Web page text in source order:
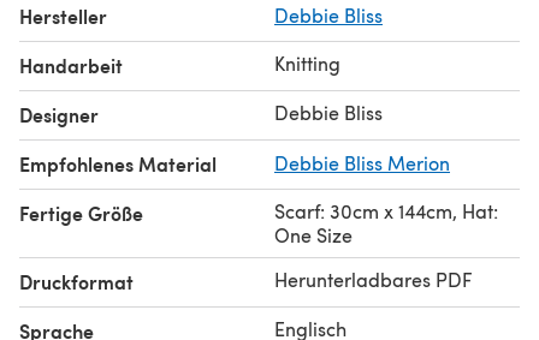
Hersteller Debbie Bliss
Handarbeit Knitting
Designer Debbie Bliss
Empfohlenes Material Debbie Bliss Merion
Fertige Größe
Scarf: 30cm x 144cm, Hat:
One Size
Druckformat Herunterladbares PDF
Sprache Englisch